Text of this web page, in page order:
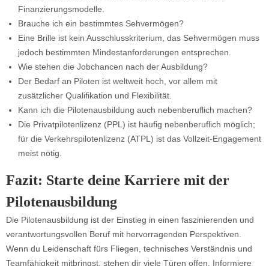
Finanzierungsmodelle.
Brauche ich ein bestimmtes Sehvermögen?
Eine Brille ist kein Ausschlusskriterium, das Sehvermögen muss
jedoch bestimmten Mindestanforderungen entsprechen.
Wie stehen die Jobchancen nach der Ausbildung?
Der Bedarf an Piloten ist weltweit hoch, vor allem mit
zusätzlicher Qualifikation und Flexibilität.
Kann ich die Pilotenausbildung auch nebenberuflich machen?
Die Privatpilotenlizenz (PPL) ist häufig nebenberuflich möglich;
für die Verkehrspilotenlizenz (ATPL) ist das Vollzeit-Engagement
meist nötig.
Fazit: Starte deine Karriere mit der
Pilotenausbildung
Die Pilotenausbildung ist der Einstieg in einen faszinierenden und
verantwortungsvollen Beruf mit hervorragenden Perspektiven.
Wenn du Leidenschaft fürs Fliegen, technisches Verständnis und
Teamfähigkeit mitbringst, stehen dir viele Türen offen. Informiere